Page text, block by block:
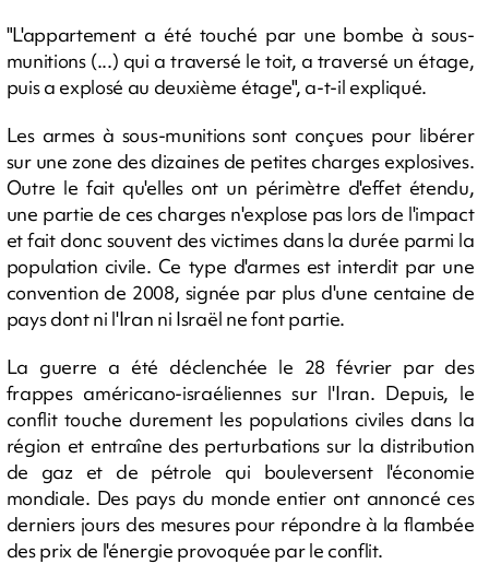
"L'appartement a été touché par une bombe à sous-
munitions (...) qui a traversé le toit, a traversé un étage,
puis a explosé au deuxième étage", a-t-il expliqué.
Les armes à sous-munitions sont conçues pour libérer
sur une zone des dizaines de petites charges explosives.
Outre le fait qu'elles ont un périmètre d'effet étendu,
une partie de ces charges n'explose pas lors de l'impact
et fait donc souvent des victimes dans la durée parmi la
population civile. Ce type d'armes est interdit par une
convention de 2008, signée par plus d'une centaine de
pays dont ni l'Iran ni Israël ne font partie.
La guerre a été déclenchée le 28 février par des
frappes américano-israéliennes sur l'Iran. Depuis, le
conflit touche durement les populations civiles dans la
région et entraîne des perturbations sur la distribution
de gaz et de pétrole qui bouleversent l'économie
mondiale. Des pays du monde entier ont annoncé ces
derniers jours des mesures pour répondre à la flambée
des prix de l'énergie provoquée par le conflit.